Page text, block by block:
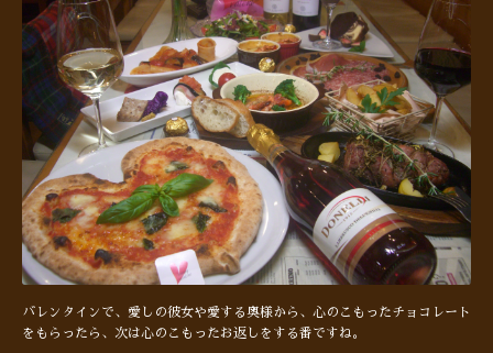
バレンタインで、愛しの彼女や愛する奥様から、心のこもったチョコレート
をもらったら、次は心のこもったお返しをする番ですね。